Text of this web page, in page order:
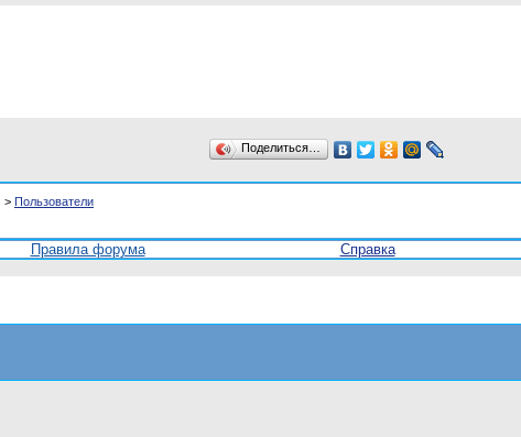
Поделиться…
> Пользователи
Правила форума Справка